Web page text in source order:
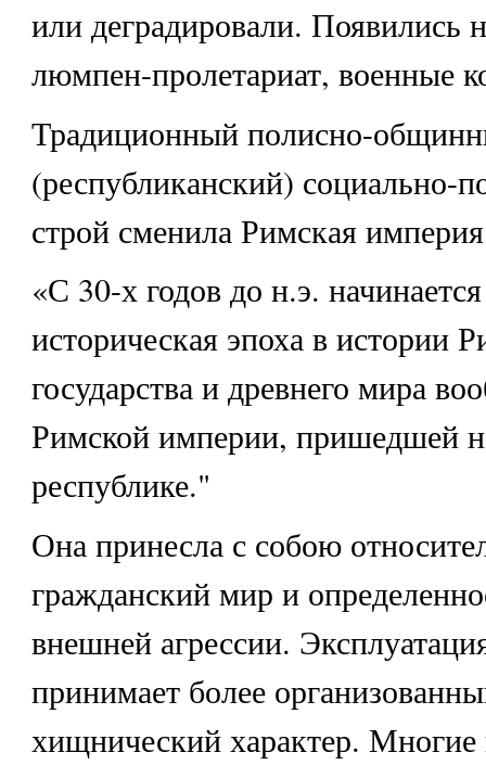
или деградировали. Появились
люмпен-пролетариат, военные
Традиционный полисно-
(республиканский) социально-
строй сменила Римская
«С 30-х годов до н.э.
историческая эпоха в истории
государства и древнего мира
Римской империи, пришедшей
республике."
Она принесла с собою
гражданский мир и
внешней агрессии.
принимает более
хищнический характер.